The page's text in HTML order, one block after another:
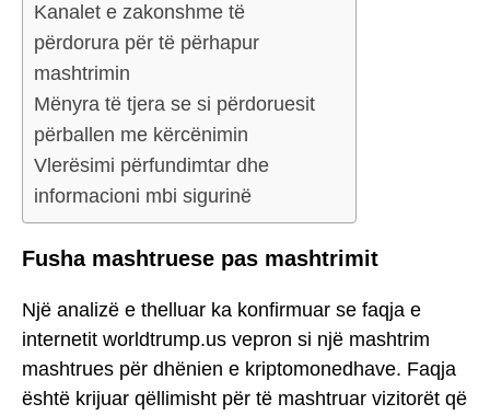
Kanalet e zakonshme të
përdorura për të përhapur
mashtrimin
Mënyra të tjera se si përdoruesit
përballen me kërcënimin
Vlerësimi përfundimtar dhe
informacioni mbi sigurinë
Fusha mashtruese pas mashtrimit
Një analizë e thelluar ka konfirmuar se faqja e
internetit worldtrump.us vepron si një mashtrim
mashtrues për dhënien e kriptomonedhave. Faqja
është krijuar qëllimisht për të mashtruar vizitorët që